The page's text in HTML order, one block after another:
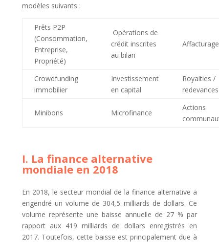
modèles suivants :
Prêts P2P
(Consommation,
Entreprise,
Propriété)
Opérations de
crédit inscrites
au bilan
Affacturage
Crowdfunding
immobilier
Investissement
en capital
Royalties /
redevances
Minibons Microfinance
Actions
I. La finance alternative
mondiale en 2018
En 2018, le secteur mondial de la finance alternative a
engendré un volume de 304,5 milliards de dollars. Ce
volume représente une baisse annuelle de 27 % par
rapport aux 419 milliards de dollars enregistrés en
2017. Toutefois, cette baisse est principalement due à